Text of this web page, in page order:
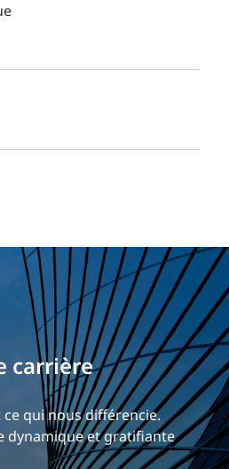
carrière
qui nous différencie.
dynamique et gratifiante